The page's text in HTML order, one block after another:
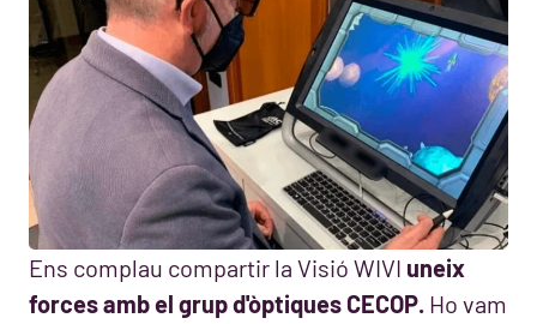
Ens complau compartir la Visió WIVI uneix
forces amb el grup d'òptiques CECOP. Ho vam